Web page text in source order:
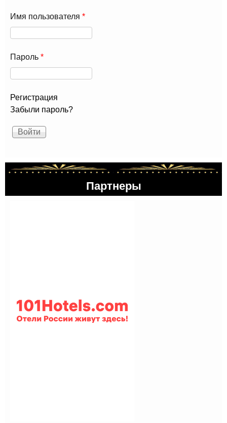
Имя пользователя *
Пароль *
Регистрация
Забыли пароль?
Партнеры